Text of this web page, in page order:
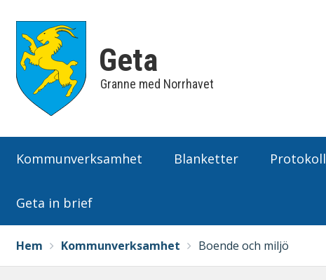
Geta
Granne med Norrhavet
Huvudmeny
Kommunverksamhet Blanketter Protokoll
Geta in brief
Breadcrumbs
You
are
Hem Kommunverksamhet Boende och miljö